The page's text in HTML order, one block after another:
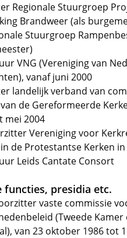
Regionale Stuurgroep
Brandweer (als
Stuurgroep
VNG (Vereniging van
vanaf juni 2000
landelijk verband van
de Gereformeerde
mei 2004
Vereniging voor
de Protestantse Kerken
Leids Cantate Consort
functies, presidia etc.
vaste commissie
(Tweede Kamer
van 23 oktober 1986 tot